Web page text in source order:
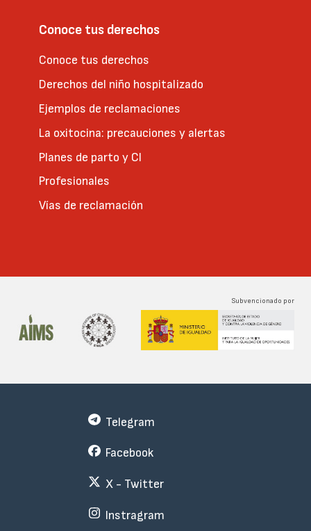
Conoce tus derechos
Conoce tus derechos
Derechos del niño hospitalizado
Ejemplos de reclamaciones
La oxitocina: precauciones y alertas
Planes de parto y CI
Profesionales
Vías de reclamación
Subvencionado por
Telegram
Facebook
X - Twitter
Instragram